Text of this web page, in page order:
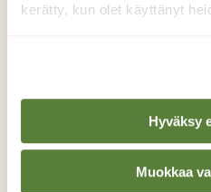
kerätty, kun olet käyttänyt
Hyväksy
Muokkaa